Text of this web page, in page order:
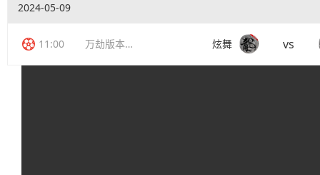
2024-05-09
11:00 万劫版本传奇 炫舞 vs